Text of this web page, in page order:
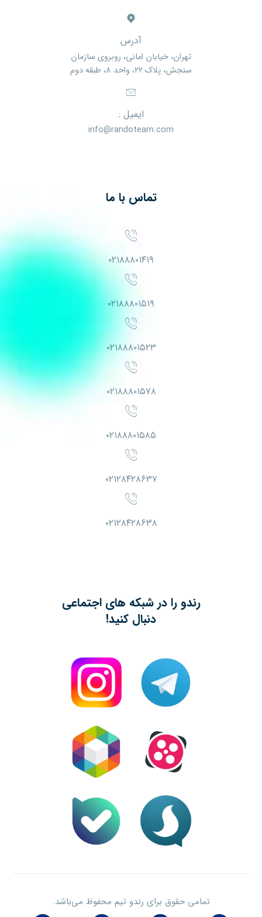
آدرس
تهران، خیابان امانی، روبروی سازمان
سنجش، پلاک ۲۲، واحد ۸، طبقه دوم
ایمیل :
info@randoteam.com
تماس با ما
۰۲۱۸۸۸۰۱۴۱۹
۰۲۱۸۸۸۰۱۵۱۹
۰۲۱۸۸۸۰۱۵۲۳
۰۲۱۸۸۸۰۱۵۷۸
۰۲۱۸۸۸۰۱۵۸۵
۰۲۱۲۸۴۲۸۶۳۷
۰۲۱۲۸۴۲۸۶۳۸
رندو را در شبکه های اجتماعی
دنبال کنید!
تمامی حقوق برای رندو تیم محفوظ می‌باشد.